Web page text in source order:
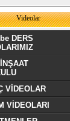
Videolar
DERS
VİDEOLAR
VİDEOLARI